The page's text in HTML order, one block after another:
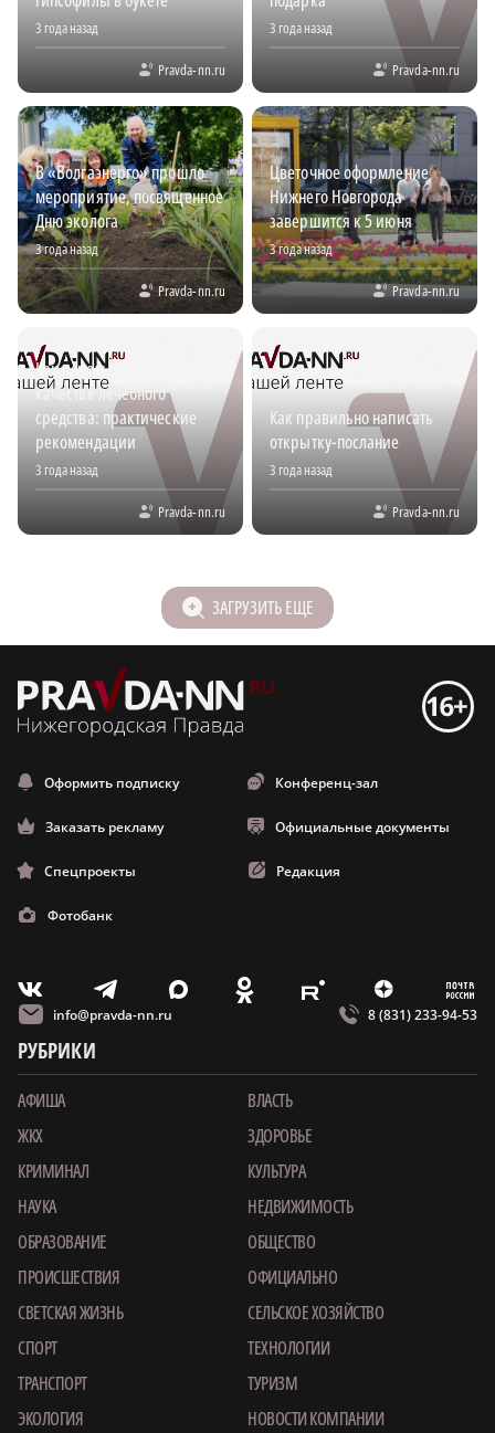
3 года назад
Pravda-nn.ru
3 года назад
Pravda-nn.ru
В «Волгаэнерго» прошло
мероприятие, посвященное
Дню эколога
3 года назад
Pravda-nn.ru
Цветочное оформление
Нижнего Новгорода
завершится к 5 июня
3 года назад
Pravda-nn.ru
Как использовать цветы в
качестве лечебного
средства: практические
рекомендации
3 года назад
Pravda-nn.ru
Как правильно написать
открытку-послание
3 года назад
Pravda-nn.ru
ЗАГРУЗИТЬ ЕЩЕ
Оформить подписку Конференц-зал
Заказать рекламу Официальные документы
Спецпроекты Редакция
Фотобанк
V T X O E Z m
info@pravda-nn.ru 8 (831) 233-94-53
РУБРИКИ
АФИША
ВЛАСТЬ
ЖКХ
ЗДОРОВЬЕ
КРИМИНАЛ
КУЛЬТУРА
НАУКА
НЕДВИЖИМОСТЬ
ОБРАЗОВАНИЕ
ОБЩЕСТВО
ПРОИСШЕСТВИЯ
ОФИЦИАЛЬНО
СВЕТСКАЯ ЖИЗНЬ
СЕЛЬСКОЕ ХОЗЯЙСТВО
СПОРТ
ТЕХНОЛОГИИ
ТРАНСПОРТ
ТУРИЗМ
ЭКОЛОГИЯ
НОВОСТИ КОМПАНИИ